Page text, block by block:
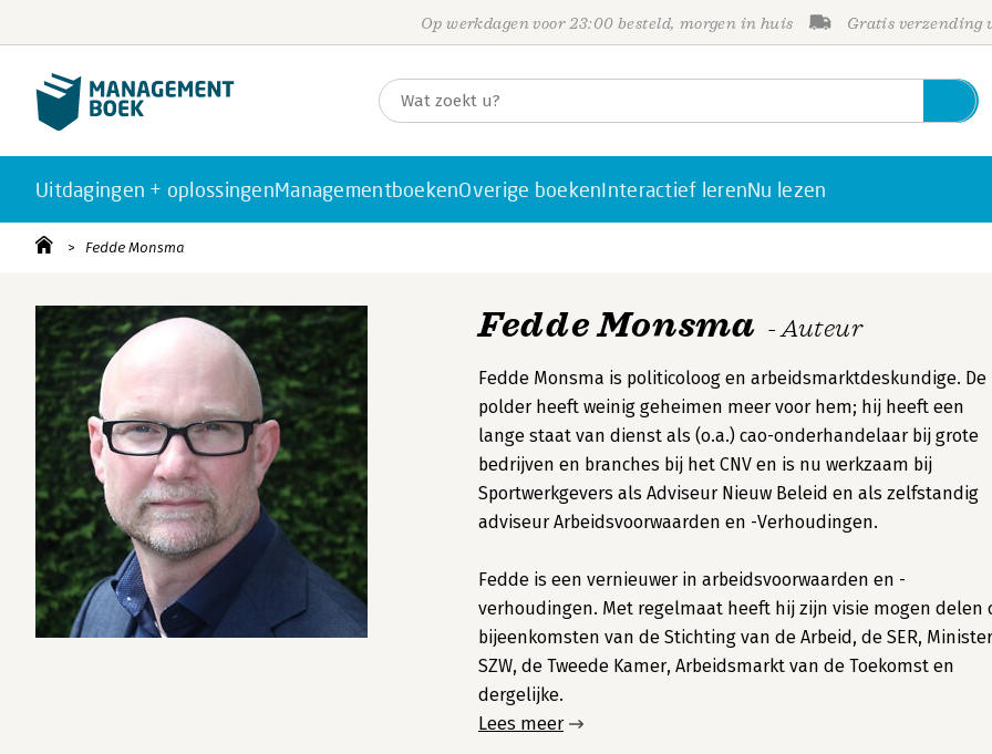
Op werkdagen voor 23:00 besteld, morgen in huis Gratis verzending
Uitdagingen + oplossingenManagementboekenOverige boekenInteractief lerenNu lezen
Fedde Monsma
Fedde Monsma - Auteur
Fedde Monsma is politicoloog en arbeidsmarktdeskundige. De
polder heeft weinig geheimen meer voor hem; hij heeft een
lange staat van dienst als (o.a.) cao-onderhandelaar bij grote
bedrijven en branches bij het CNV en is nu werkzaam bij
Sportwerkgevers als Adviseur Nieuw Beleid en als zelfstandig
adviseur Arbeidsvoorwaarden en -Verhoudingen.
Fedde is een vernieuwer in arbeidsvoorwaarden en -
verhoudingen. Met regelmaat heeft hij zijn visie mogen delen
bijeenkomsten van de Stichting van de Arbeid, de SER,
SZW, de Tweede Kamer, Arbeidsmarkt van de Toekomst en
dergelijke.
Lees meer